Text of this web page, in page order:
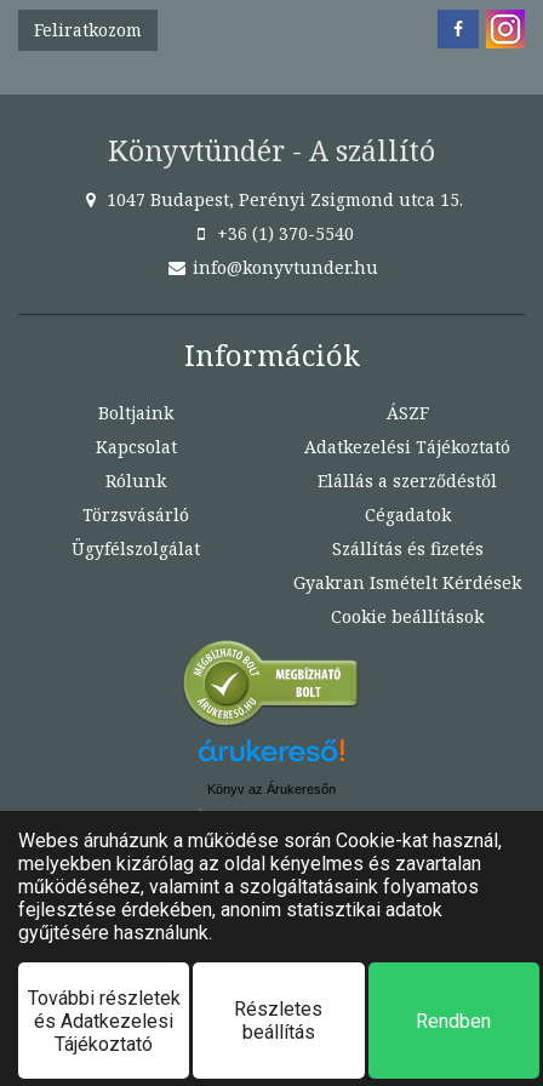
Feliratkozom
Könyvtündér - A szállító
1047 Budapest, Perényi Zsigmond utca 15.
+36 (1) 370-5540
info@konyvtunder.hu
Információk
Boltjaink
Kapcsolat
Rólunk
Törzsvásárló
Ügyfélszolgálat
ÁSZF
Adatkezelési Tájékoztató
Elállás a szerződéstől
Cégadatok
Szállítás és fizetés
Gyakran Ismételt Kérdések
Cookie beállítások
Könyv az Árukeresőn
Minden jog fenntartva!
Felhasználási feltételek